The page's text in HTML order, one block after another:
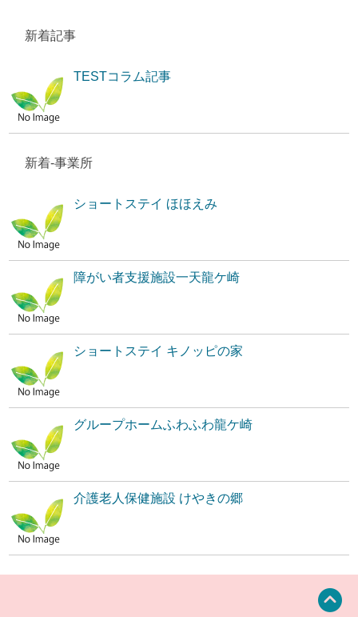
新着記事
TESTコラム記事
新着-事業所
ショートステイ ほほえみ
障がい者支援施設一天龍ケ崎
ショートステイ キノッピの家
グループホームふわふわ龍ケ崎
介護老人保健施設 けやきの郷